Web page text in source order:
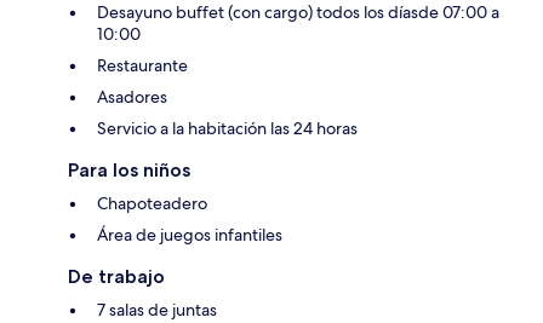
Desayuno buffet (con cargo) todos los díasde 07:00 a
10:00
Restaurante
Asadores
Servicio a la habitación las 24 horas
Para los niños
Chapoteadero
Área de juegos infantiles
De trabajo
7 salas de juntas